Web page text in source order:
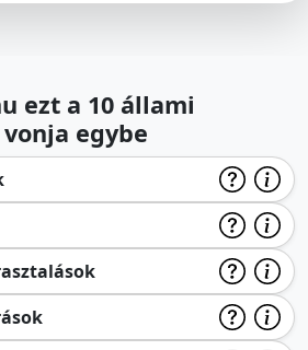
ezt a 10 állami
egybe